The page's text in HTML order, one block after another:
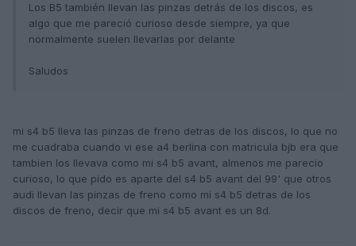
Los B5 también llevan las pinzas detrás de los discos, es
algo que me pareció curioso desde siempre, ya que
normalmente suelen llevarlas por delante
Saludos
mi s4 b5 lleva las pinzas de freno detras de los discos, lo que no
me cuadraba cuando vi ese a4 berlina con matricula bjb era que
tambien los llevava como mi s4 b5 avant, almenos me parecio
curioso, lo que pido es aparte del s4 b5 avant del 99' que otros
audi llevan las pinzas de freno como mi s4 b5 detras de los
discos de freno, decir que mi s4 b5 avant es un 8d.